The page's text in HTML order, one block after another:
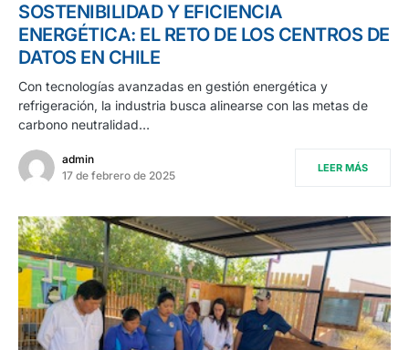
SOSTENIBILIDAD Y EFICIENCIA
ENERGÉTICA: EL RETO DE LOS CENTROS DE
DATOS EN CHILE
Con tecnologías avanzadas en gestión energética y
refrigeración, la industria busca alinearse con las metas de
carbono neutralidad…
admin
17 de febrero de 2025
LEER MÁS